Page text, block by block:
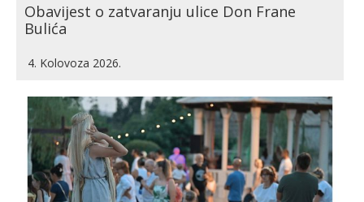
Obavijest o zatvaranju ulice Don Frane
Bulića
4. Kolovoza 2026.